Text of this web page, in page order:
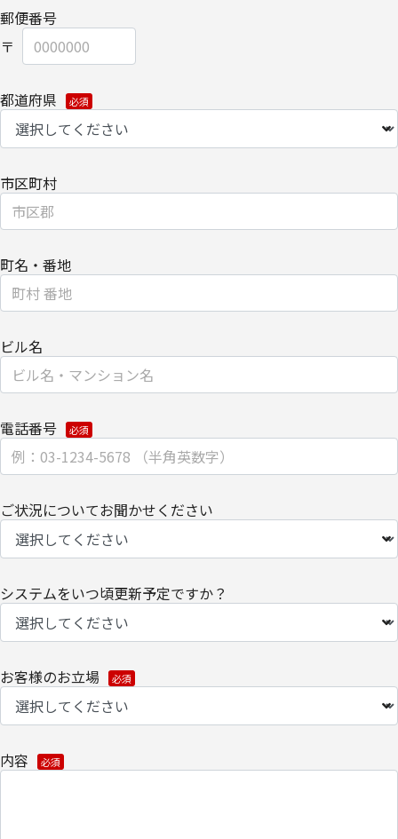
に準ずるセキュリティ技術を施し、安全性の確保に努めます。
【個人情報保護管理者】
キヤノンITソリューションズ株式会社
営業・マーケティング推進部 部長
【お問い合わせ先】
キヤノンITソリューションズ株式会社
TEL 03-6701-3440
キヤノンITソリューションズ株式会社の個人情報の取り扱いについ
てをご覧ください。
個人情報の取り扱いについて
郵便番号
都道府県
市区町村
町名・番地
ビル名
電話番号
ご状況についてお聞かせください
システムをいつ頃更新予定ですか？
お客様のお立場
内容